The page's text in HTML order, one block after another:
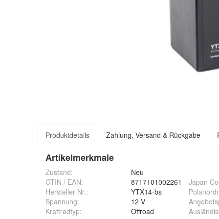
Produktdetails Zahlung, Versand & Rückgabe
Artikelmerkmale
Zustand:
Neu
GTIN / EAN:
8717101002261
Hersteller Nr.:
YTX14-bs
Spannung:
12 V
Kraftradtyp: Offroad
Japan